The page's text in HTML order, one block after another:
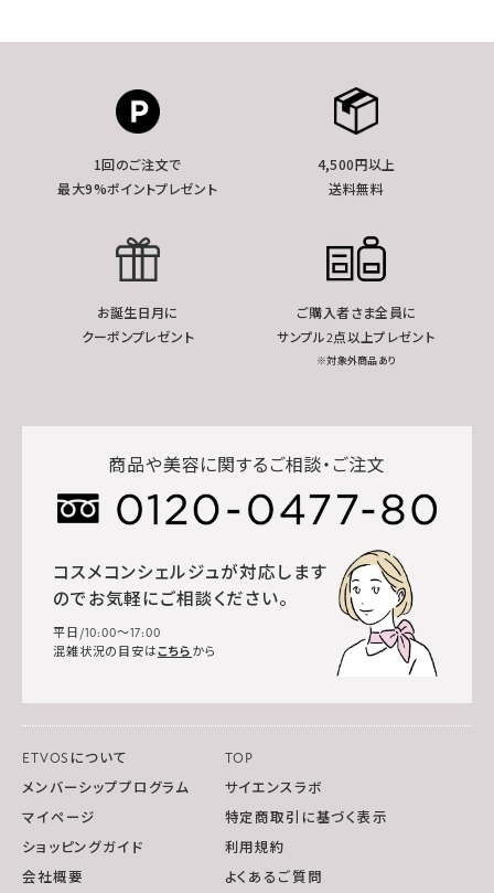
1回のご注文で
最大9%ポイントプレゼント
4,500円以上
送料無料
お誕生日月に
クーポンプレゼント
ご購入者さま全員に
サンプル2点以上プレゼント
※対象外商品あり
商品や美容に関するご相談・ご注文
コスメコンシェルジュが対応します
のでお気軽にご相談ください。
平日/10:00～17:00
混雑状況の目安はこちら から
ETVOSについて
TOP
メンバーシッププログラム
サイエンスラボ
マイページ
特定商取引に基づく表示
ショッピングガイド
利用規約
会社概要
よくあるご質問